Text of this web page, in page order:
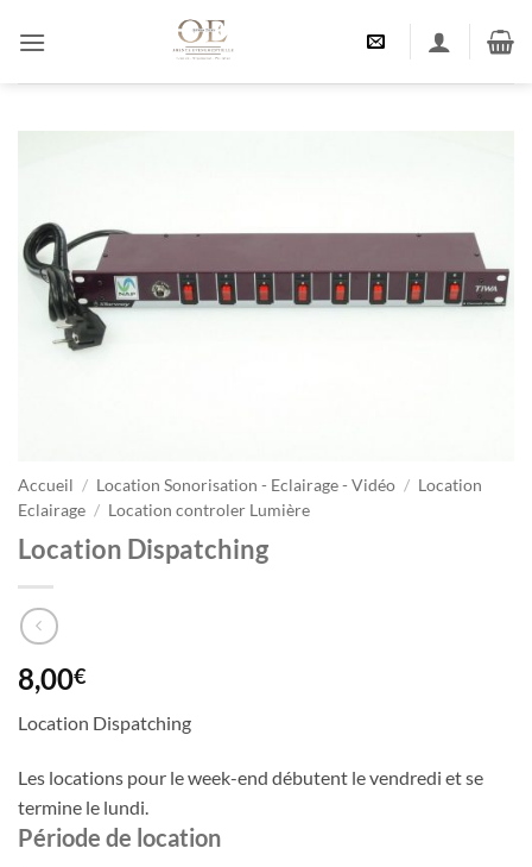
Accueil / Location Sonorisation - Eclairage - Vidéo / Location
Eclairage / Location controler Lumière
Location Dispatching
8,00€
Location Dispatching
Les locations pour le week-end débutent le vendredi et se
termine le lundi.
Période de location